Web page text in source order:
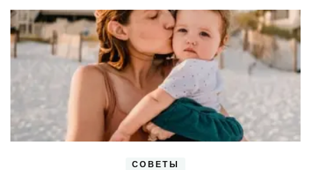
СОВЕТЫ